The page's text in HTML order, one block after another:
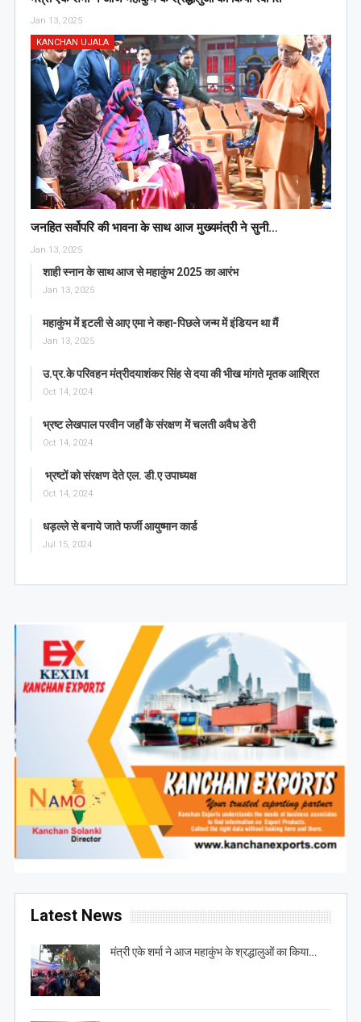
Jan 13, 2025
KANCHAN UJALA
जनहित सर्वोपरि की भावना के साथ आज मुख्यमंत्री ने सुनी…
Jan 13, 2025
शाही स्नान के साथ आज से महाकुंभ 2025 का आरंभ
Jan 13, 2025
महाकुंभ में इटली से आए एमा ने कहा-पिछले जन्म में इंडियन था मैं
Jan 13, 2025
उ.प्र.के परिवहन मंत्रीदयाशंकर सिंह से दया की भीख मांगते मृतक आश्रित
Oct 14, 2024
भ्रष्ट लेखपाल परवीन जहाँ के संरक्षण में चलती अवैध डेरी
Oct 14, 2024
भ्रष्टों को संरक्षण देते एल. डी.ए उपाध्यक्ष
Oct 14, 2024
धड़ल्ले से बनाये जाते फर्जी आयुष्मान कार्ड
Jul 15, 2024
Latest News
मंत्री एके शर्मा ने आज महाकुंभ के श्रद्धालुओं का किया…